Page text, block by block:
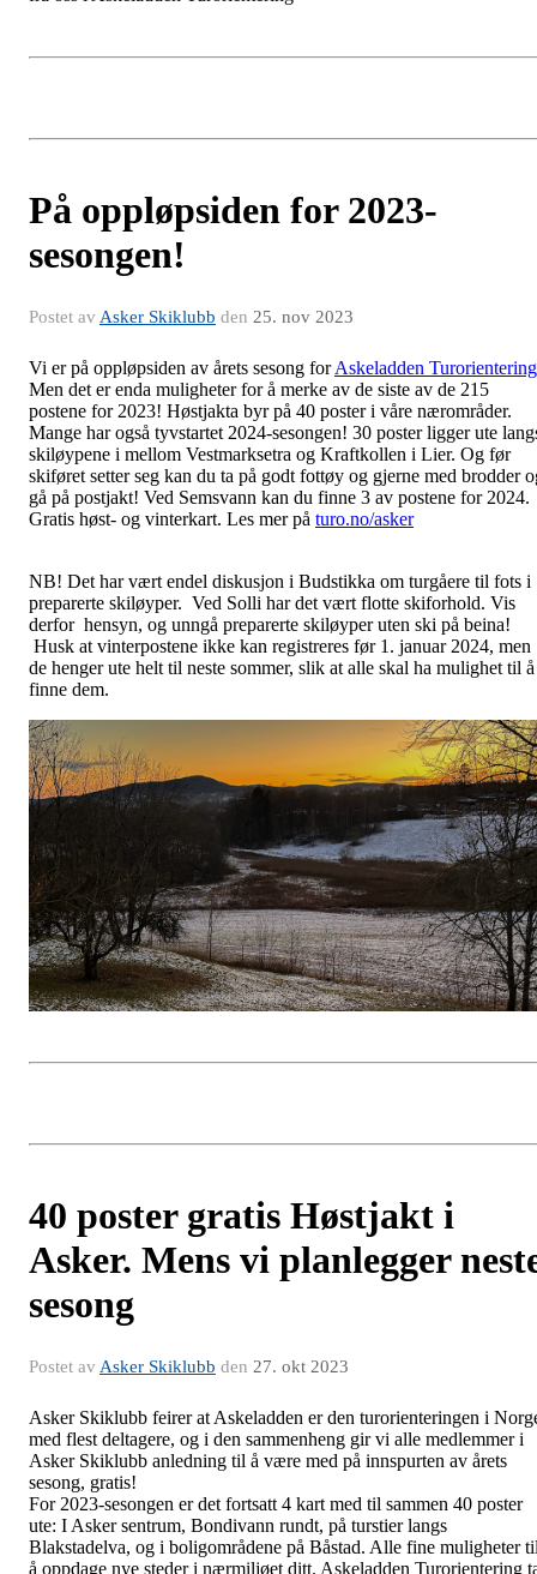
På oppløpsiden for 2023-
sesongen!
Postet av Asker Skiklubb den 25. nov 2023
Vi er på oppløpsiden av årets sesong forAskeladden Turorientering
Men det er enda muligheter for å merke av de siste av de 215
postene for 2023! Høstjakta byr på 40 poster i våre nærområder.
Mange har også tyvstartet 2024-sesongen! 30 poster ligger ute
skiløypene i mellom Vestmarksetra og Kraftkollen i Lier. Og før
skiføret setter seg kan du ta på godt fottøy og gjerne med brodder
gå på postjakt! Ved Semsvann kan du finne 3 av postene for 2024.
Gratis høst- og vinterkart. Les mer på turo.no/asker
NB! Det har vært endel diskusjon i Budstikka om turgåere til fots i
preparerte skiløyper. Ved Solli har det vært flotte skiforhold. Vis
derfor hensyn, og unngå preparerte skiløyper uten ski på beina!
Husk at vinterpostene ikke kan registreres før 1. januar 2024, men
de henger ute helt til neste sommer, slik at alle skal ha mulighet til å
finne dem.
40 poster gratis Høstjakt i
Asker. Mens vi planlegger
sesong
Postet av Asker Skiklubb den 27. okt 2023
Asker Skiklubb feirer at Askeladden er den turorienteringen i
med flest deltagere, og i den sammenheng gir vi alle medlemmer i
Asker Skiklubb anledning til å være med på innspurten av årets
sesong, gratis!
For 2023-sesongen er det fortsatt 4 kart med til sammen 40 poster
ute: I Asker sentrum, Bondivann rundt, på turstier langs
Blakstadelva, og i boligområdene på Båstad. Alle fine muligheter
å oppdage nye steder i nærmiljøet ditt. Askeladden Turorientering